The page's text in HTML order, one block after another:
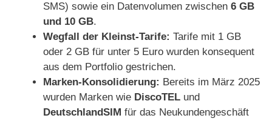
SMS) sowie ein Datenvolumen zwischen 6 GB
und 10 GB.
Wegfall der Kleinst-Tarife: Tarife mit 1 GB
oder 2 GB für unter 5 Euro wurden konsequent
aus dem Portfolio gestrichen.
Marken-Konsolidierung: Bereits im März 2025
wurden Marken wie DiscoTEL und
DeutschlandSIM für das Neukundengeschäft